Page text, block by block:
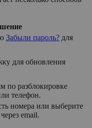
Забыли пароль? для
для обновления
по разблокировке
телефон.
номера или выберите
через email.